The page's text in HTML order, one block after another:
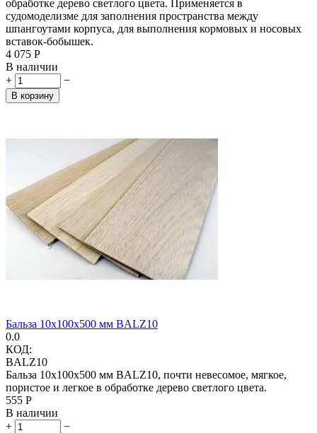
обработке дерево светлого цвета. Применяется в
судомоделизме для заполнения пространства между
шпангоутами корпуса, для выполнения кормовых и носовых
вставок-бобышек.
4 075 Р
В наличии
+
−
В корзину
Бальза 10x100x500 мм BALZ10
0.0
КОД:
BALZ10
Бальза 10x100x500 мм BALZ10, почти невесомое, мягкое,
пористое и легкое в обработке дерево светлого цвета.
‍555‍ Р
В наличии
+
−